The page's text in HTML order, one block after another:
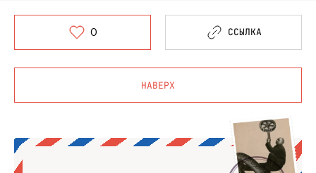
0 ССЫЛКА
НАВЕРХ